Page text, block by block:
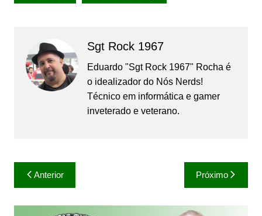
Sgt Rock 1967
Eduardo "Sgt Rock 1967" Rocha é
o idealizador do Nós Nerds!
Técnico em informática e gamer
inveterado e veterano.
Navegação
de
Post
Anterior Próximo